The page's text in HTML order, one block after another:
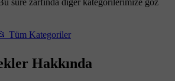
Tüm Kategoriler
Hakkında